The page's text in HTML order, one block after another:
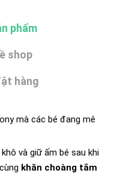
phẩm
shop
hàng
mà các bé đang mê
khô và giữ ấm bé sau khi
khăn choàng tắm